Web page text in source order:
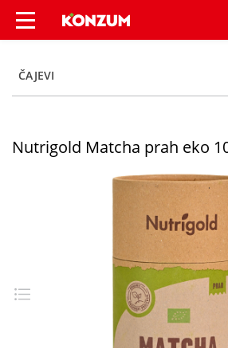
Nutrigold Matcha prah
ČAJEVI
Nutrigold Matcha prah eko